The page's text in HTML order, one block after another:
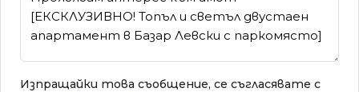
Изпращайки това съобщение, се съгласявате с